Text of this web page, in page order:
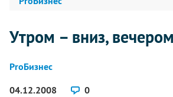
Утром – вниз,
ProБизнес
04.12.2008
0